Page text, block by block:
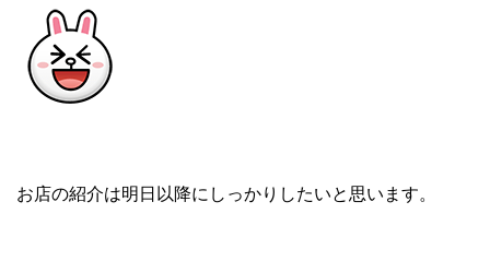
お店の紹介は明日以降にしっかりしたいと思います。